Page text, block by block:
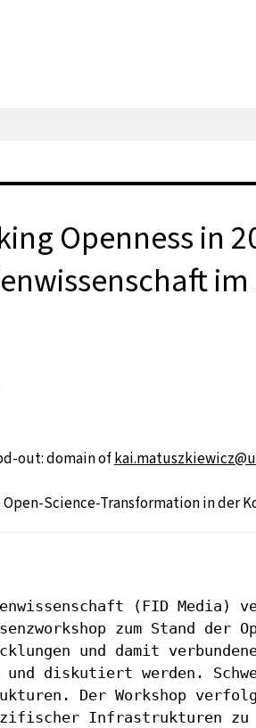
Openness in
im
out: domain of
Open-Science-Transformation in
(FID Media)
zum Stand der
und damit
und diskutiert werden.
Der Workshop
Infrastrukturen